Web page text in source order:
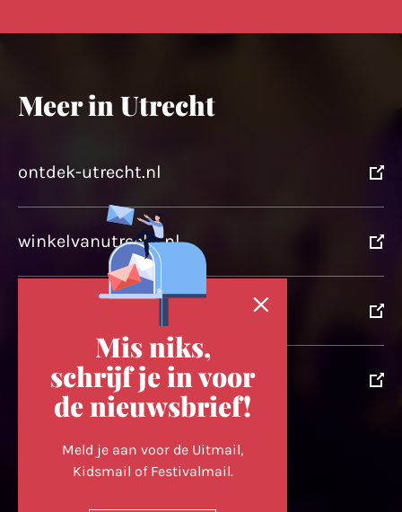
Meer in Utrecht
ontdek-utrecht.nl
winkelvanutrecht.nl
utrechtpartners.nl
Volg ons op
Mis niks,
schrijf je in voor
de nieuwsbrief!
Meld je aan voor de Uitmail,
Kidsmail of Festivalmail.